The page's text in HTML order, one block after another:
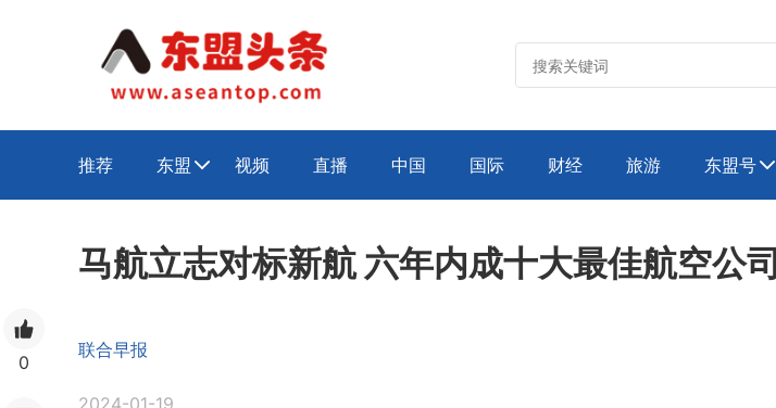
推荐 东盟  视频 直播 中国 国际 财经 旅游 东盟号
0
马航立志对标新航 六年内成十大最佳航空公司
联合早报
2024-01-19